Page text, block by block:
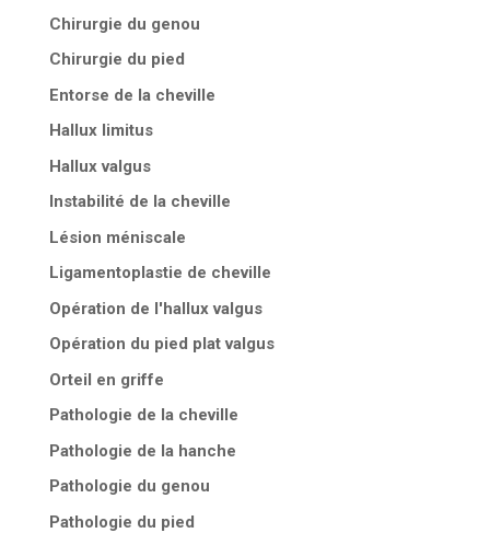
Chirurgie du genou
Chirurgie du pied
Entorse de la cheville
Hallux limitus
Hallux valgus
Instabilité de la cheville
Lésion méniscale
Ligamentoplastie de cheville
Opération de l'hallux valgus
Opération du pied plat valgus
Orteil en griffe
Pathologie de la cheville
Pathologie de la hanche
Pathologie du genou
Pathologie du pied